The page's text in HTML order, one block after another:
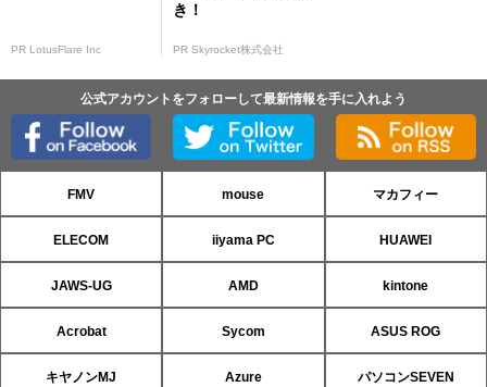
PR LotusFlare Inc
き！
PR Skyrocket株式会社
公式アカウントをフォローして最新情報を手に入れよう
FMV mouse マカフィー
ELECOM iiyama PC HUAWEI
JAWS-UG AMD kintone
Acrobat Sycom ASUS ROG
キヤノンMJ Azure パソコンSEVEN